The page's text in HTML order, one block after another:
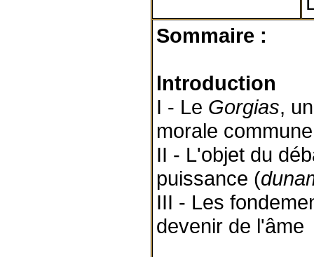
Sommaire :
lntroduction
I - Le Gorgias,
morale commune
II - L'objet du
puissance (
III - Les
devenir de l'âme